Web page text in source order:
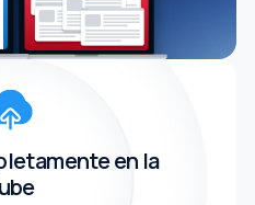
en la